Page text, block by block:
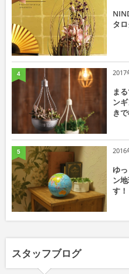
タ
2017
ま
ン
き
4
2016
ゆ
ン
す！
5
スタッフブログ